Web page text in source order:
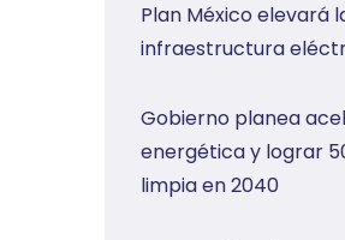
Plan México elevará
infraestructura
Gobierno planea
energética y lograr
limpia en 2040